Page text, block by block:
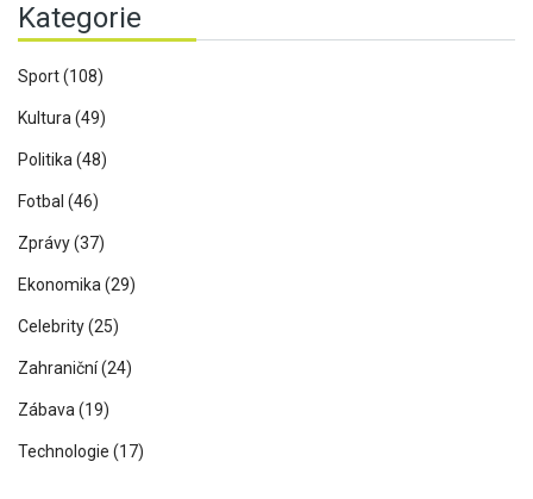
Kategorie
Sport(108)
Kultura(49)
Politika(48)
Fotbal (46)
Zprávy(37)
Ekonomika(29)
Celebrity(25)
Zahraniční(24)
Zábava(19)
Technologie (17)